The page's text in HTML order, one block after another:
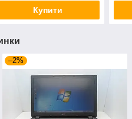
Купити
–2%